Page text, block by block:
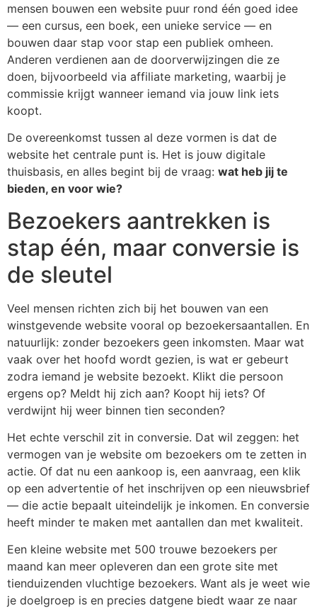
mensen bouwen een website puur rond één goed idee
— een cursus, een boek, een unieke service — en
bouwen daar stap voor stap een publiek omheen.
Anderen verdienen aan de doorverwijzingen die ze
doen, bijvoorbeeld via affiliate marketing, waarbij je
commissie krijgt wanneer iemand via jouw link iets
koopt.
De overeenkomst tussen al deze vormen is dat de
website het centrale punt is. Het is jouw digitale
thuisbasis, en alles begint bij de vraag: wat heb jij te
bieden, en voor wie?
Bezoekers aantrekken is
stap één, maar conversie is
de sleutel
Veel mensen richten zich bij het bouwen van een
winstgevende website vooral op bezoekersaantallen. En
natuurlijk: zonder bezoekers geen inkomsten. Maar wat
vaak over het hoofd wordt gezien, is wat er gebeurt
zodra iemand je website bezoekt. Klikt die persoon
ergens op? Meldt hij zich aan? Koopt hij iets? Of
verdwijnt hij weer binnen tien seconden?
Het echte verschil zit in conversie. Dat wil zeggen: het
vermogen van je website om bezoekers om te zetten in
actie. Of dat nu een aankoop is, een aanvraag, een klik
op een advertentie of het inschrijven op een nieuwsbrief
— die actie bepaalt uiteindelijk je inkomen. En conversie
heeft minder te maken met aantallen dan met kwaliteit.
Een kleine website met 500 trouwe bezoekers per
maand kan meer opleveren dan een grote site met
tienduizenden vluchtige bezoekers. Want als je weet wie
je doelgroep is en precies datgene biedt waar ze naar